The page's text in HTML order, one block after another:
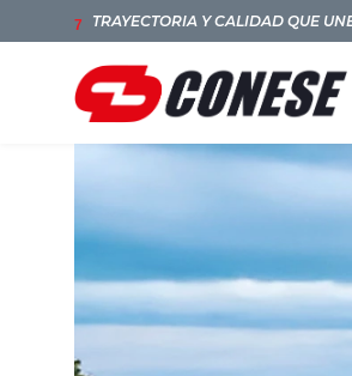
7 TRAYECTORIA Y CALIDAD QUE